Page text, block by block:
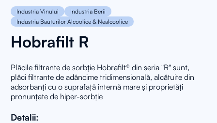
Industria Vinului
Industria Berii
Industria Bauturilor Alcoolice & Nealcoolice
Hobrafilt R
Plăcile filtrante de sorbție Hobrafilt® din seria "R" sunt,
plăci filtrante de adâncime tridimensională, alcătuite din
adsorbanți cu o suprafață internă mare și proprietăți
pronunțate de hiper-sorbție
Detalii: